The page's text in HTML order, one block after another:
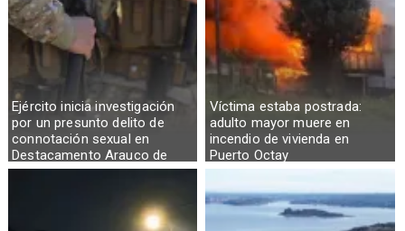
Ejército inicia investigación
por un presunto delito de
connotación sexual en
Destacamento Arauco de
Osorno
Víctima estaba postrada:
adulto mayor muere en
incendio de vivienda en
Puerto Octay